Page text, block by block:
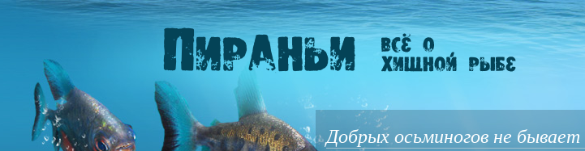
Добрых осьминогов не бывает